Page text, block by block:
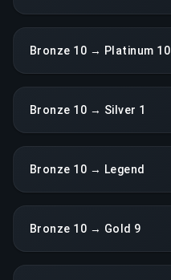
Bronze 10 → Platinum 10
Bronze 10 → Silver 1
Bronze 10 → Legend
Bronze 10 → Gold 9